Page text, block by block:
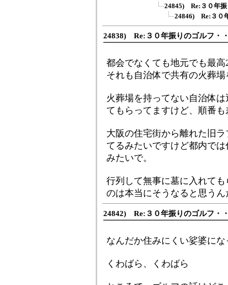
24845) Re:３０年振
24846) Re:３０
24838) Re:３０年振りのゴルフ・
都会でなくても地元でも最
それも自治体で共有の火葬
火葬場を持ってない自治体
てもらってますけど、順番
大阪の住宅街から離れた旧
てるみたいですけど都内で
みたいで。
行列して無事に墓に入れて
のは本当にそうなると思う
24842) Re:３０年振りのゴルフ・
なんだか住みにくい娑婆に
くわばら、くわばら